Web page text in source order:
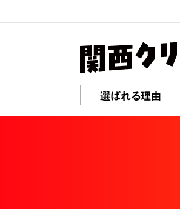
選ばれる理由